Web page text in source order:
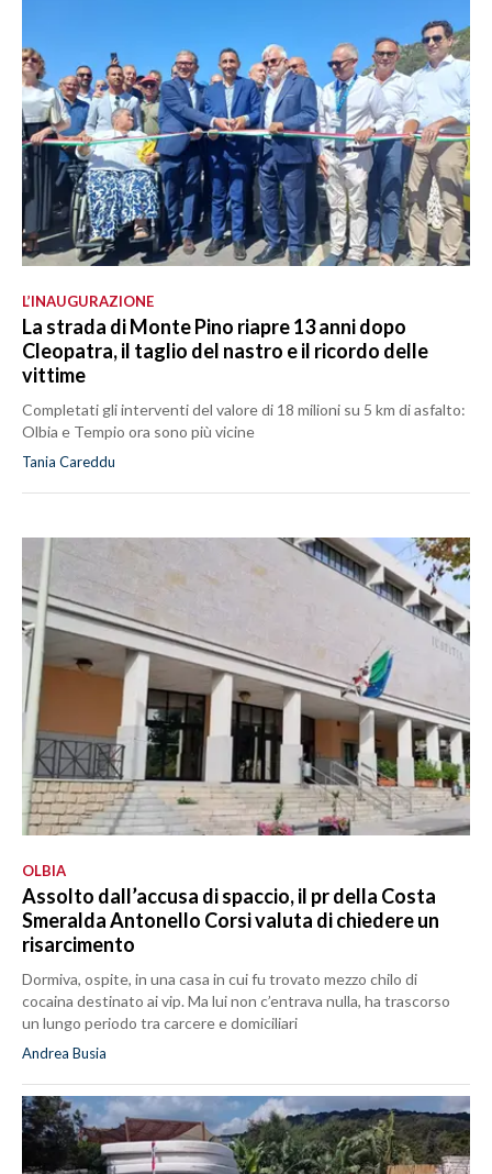
L’INAUGURAZIONE
La strada di Monte Pino riapre 13 anni dopo
Cleopatra, il taglio del nastro e il ricordo delle
vittime
Completati gli interventi del valore di 18 milioni su 5 km di asfalto:
Olbia e Tempio ora sono più vicine
Tania Careddu
OLBIA
Assolto dall’accusa di spaccio, il pr della Costa
Smeralda Antonello Corsi valuta di chiedere un
risarcimento
Dormiva, ospite, in una casa in cui fu trovato mezzo chilo di
cocaina destinato ai vip. Ma lui non c’entrava nulla, ha trascorso
un lungo periodo tra carcere e domiciliari
Andrea Busia